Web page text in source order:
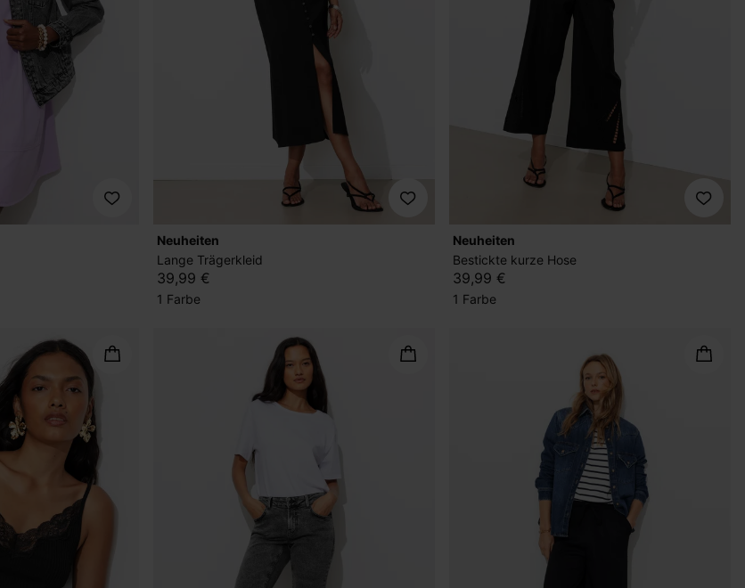
Neuheiten
Lange Trägerkleid
39,99 €
1 Farbe
Neuheiten
Bestickte kurze Hose
39,99 €
1 Farbe